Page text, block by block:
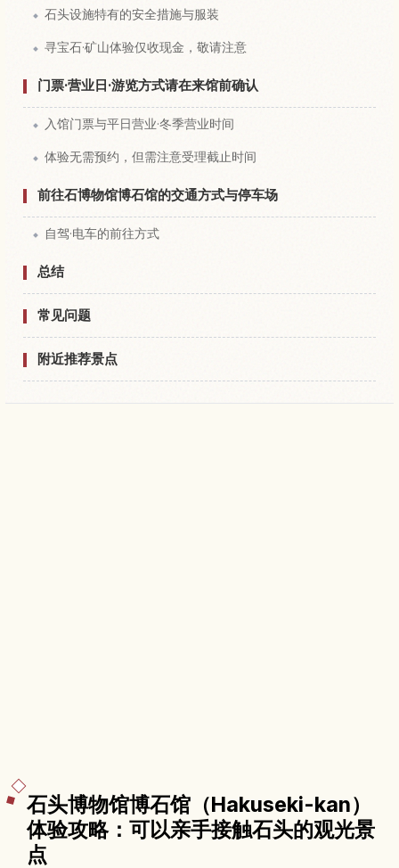
石头设施特有的安全措施与服装
寻宝石·矿山体验仅收现金，敬请注意
门票·营业日·游览方式请在来馆前确认
入馆门票与平日营业·冬季营业时间
体验无需预约，但需注意受理截止时间
前往石博物馆博石馆的交通方式与停车场
自驾·电车的前往方式
总结
常见问题
附近推荐景点
石头博物馆博石馆（Hakuseki-kan）
体验攻略：可以亲手接触石头的观光景
点